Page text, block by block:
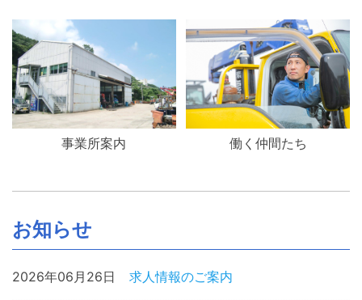
事業所案内 働く仲間たち
お知らせ
求人情報のご案内
2026年06月26日